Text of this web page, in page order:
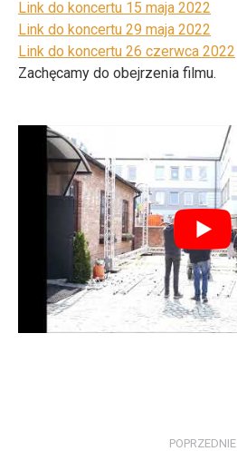
Link do koncertu 15 maja 2022
Link do koncertu 29 maja 2022
Link do koncertu 26 czerwca 2022
Zachęcamy do obejrzenia filmu.
POPRZEDNIE